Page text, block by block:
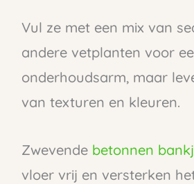
Vul ze met een mix van
andere vetplanten voor
onderhoudsarm, maar
van texturen en kleuren.
Zwevende betonnen
vloer vrij en versterken